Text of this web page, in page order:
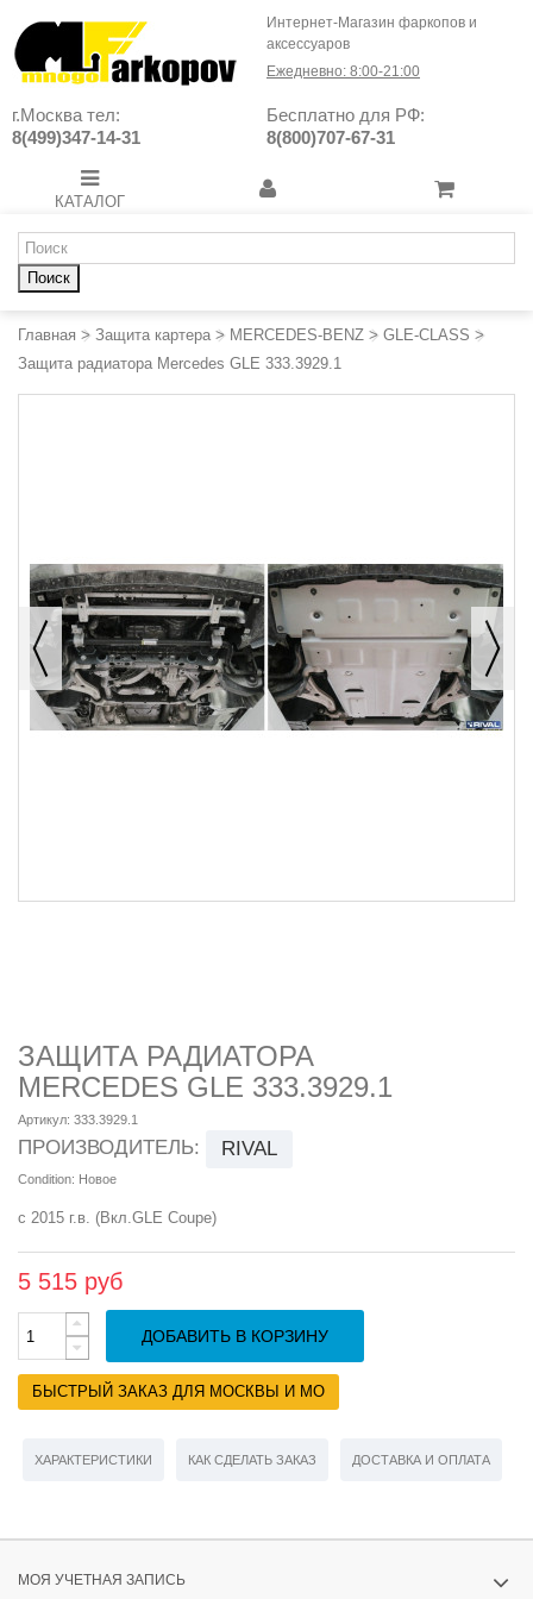
Интернет-Магазин фаркопов и
аксессуаров
Ежедневно: 8:00-21:00
г.Москва тел:
8(499)347-14-31
Бесплатно для РФ:
8(800)707-67-31
КАТАЛОГ
Поиск
Главная > Защита картера > MERCEDES-BENZ > GLE-CLASS >
Защита радиатора Mercedes GLE 333.3929.1
ЗАЩИТА РАДИАТОРА
MERCEDES GLE 333.3929.1
Артикул: 333.3929.1
ПРОИЗВОДИТЕЛЬ: RIVAL
Condition: Новое
с 2015 г.в. (Вкл.GLE Coupe)
5 515 руб
ДОБАВИТЬ В КОРЗИНУ
БЫСТРЫЙ ЗАКАЗ ДЛЯ МОСКВЫ И МО
ХАРАКТЕРИСТИКИ КАК СДЕЛАТЬ ЗАКАЗ ДОСТАВКА И ОПЛАТА
МОЯ УЧЕТНАЯ ЗАПИСЬ